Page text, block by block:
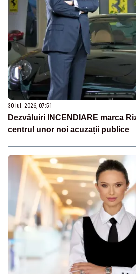
30 iul. 2026, 07:51
Dezvăluiri INCENDIARE marca
centrul unor noi acuzații publice